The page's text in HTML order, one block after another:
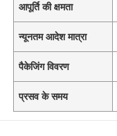
आपूर्ति की क्षमता
न्यूनतम आदेश मात्रा
पैकेजिंग विवरण
प्रसव के समय